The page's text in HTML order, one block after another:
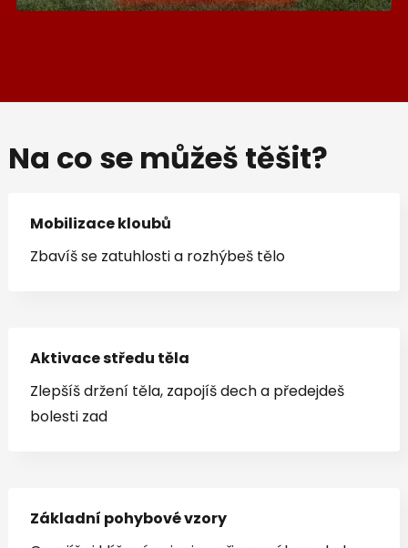
Na co se můžeš těšit?
Mobilizace kloubů
Zbavíš se zatuhlosti a rozhýbeš tělo
Aktivace středu těla
Zlepšíš držení těla, zapojíš dech a předejdeš
bolesti zad
Základní pohybové vzory